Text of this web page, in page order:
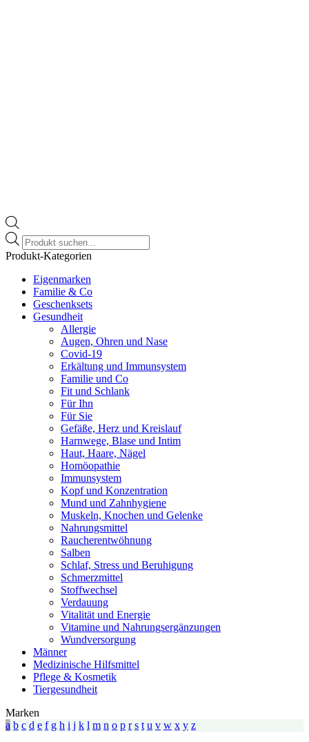
Products
search
Produkt-Kategorien
Eigenmarken
Familie & Co
Geschenksets
Gesundheit
Allergie
Augen, Ohren und Nase
Covid-19
Erkältung und Immunsystem
Familie und Co
Fit und Schlank
Für Ihn
Für Sie
Gefäße, Herz und Kreislauf
Harnwege, Blase und Intim
Haut, Haare, Nägel
Homöopathie
Immunsystem
Kopf und Konzentration
Mund und Zahnhygiene
Muskeln, Knochen und Gelenke
Nahrungsmittel
Raucherentwöhnung
Salben
Schlaf, Stress und Beruhigung
Schmerzmittel
Stoffwechsel
Verdauung
Vitalität und Energie
Vitamine und Nahrungsergänzungen
Wundversorgung
Männer
Medizinische Hilfsmittel
Pflege & Kosmetik
Tiergesundheit
Marken
a b c d e f g h i j k l m n o p r s t u v w x y z